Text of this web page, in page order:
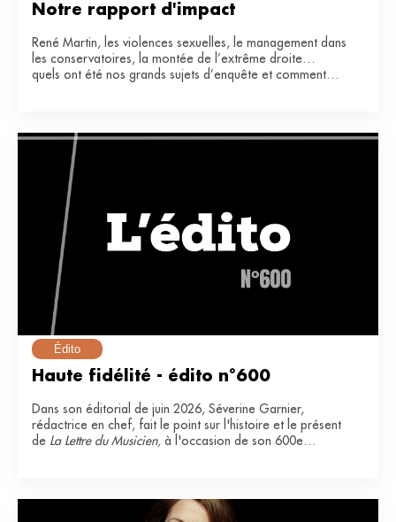
Notre rapport d'impact
René Martin, les violences sexuelles, le management dans
les conservatoires, la montée de l’extrême droite…
quels ont été nos grands sujets d’enquête et comment
Édito
Haute fidélité - édito n°600
Dans son éditorial de juin 2026, Séverine Garnier,
rédactrice en chef, fait le point sur l'histoire et le présent
de La Lettre du Musicien, à l'occasion de son 600e